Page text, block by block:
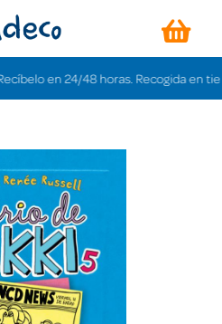
en 24/48 horas. Recogida en